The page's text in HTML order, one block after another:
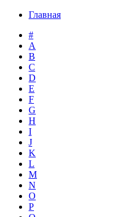
Главная
#
A
B
C
D
E
F
G
H
I
J
K
L
M
N
O
P